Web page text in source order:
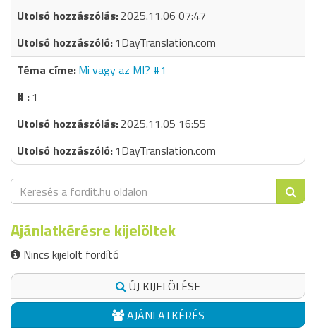
2025.11.06 07:47
1DayTranslation.com
Mi vagy az MI? #1
1
2025.11.05 16:55
1DayTranslation.com
Ajánlatkérésre kijelöltek
Nincs kijelölt fordító
ÚJ KIJELÖLÉSE
AJÁNLATKÉRÉS